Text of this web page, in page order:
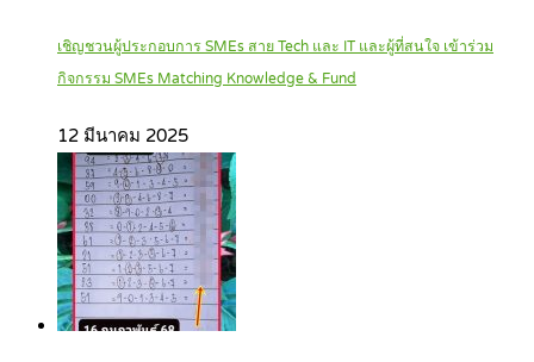
เชิญชวนผู้ประกอบการ SMEs สาย Tech และ IT และผู้ที่สนใจ เข้าร่วม
กิจกรรม SMEs Matching Knowledge & Fund
12 มีนาคม 2025